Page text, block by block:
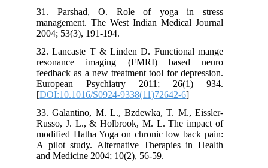
31. Parshad, O. Role of yoga in stress
management. The West Indian Medical Journal
2004; 53(3), 191-194.
32. Lancaste T & Linden D. Functional mange
resonance imaging (FMRI) based neuro
feedback as a new treatment tool for depression.
European Psychiatry 2011; 26(1) 934.
[DOI:10.1016/S0924-9338(11)72642-6
33. Galantino, M. L., Bzdewka, T. M., Eissler-
Russo, J. L., & Holbrook, M. L. The impact of
modified Hatha Yoga on chronic low back pain:
A pilot study. Alternative Therapies in Health
and Medicine 2004; 10(2), 56-59.